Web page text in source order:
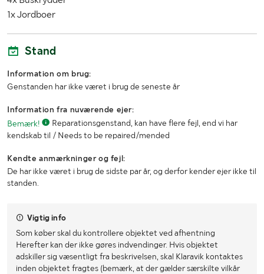
1x Jordboer
Stand
Information om brug:
Genstanden har ikke været i brug de seneste år
Information fra nuværende ejer:
Bemærk!
Reparationsgenstand, kan have flere fejl, end vi har
kendskab til / Needs to be repaired/mended
Kendte anmærkninger og fejl:
De har ikke været i brug de sidste par år, og derfor kender ejer ikke til
standen.
Vigtig info
Som køber skal du kontrollere objektet ved afhentning
Herefter kan der ikke gøres indvendinger. Hvis objektet
adskiller sig væsentligt fra beskrivelsen, skal Klaravik kontaktes
inden objektet fragtes (bemærk, at der gælder særskilte vilkår